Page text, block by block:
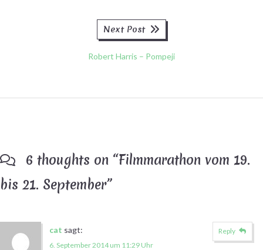
Next Post
Robert Harris – Pompeji
6 thoughts on “Filmmarathon vom 19.
bis 21. September”
cat sagt:
6. September 2014 um 11:29 Uhr
Reply